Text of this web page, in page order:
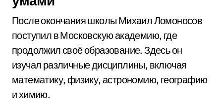
После окончания школы Михаил Ломоносов
поступил в Московскую академию, где
продолжил своё образование. Здесь он
изучал различные дисциплины, включая
математику, физику, астрономию, географию
и химию.